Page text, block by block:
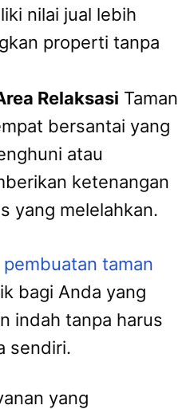
nilai jual lebih
properti tanpa
Relaksasi Taman
bersantai yang
atau
ketenangan
yang melelahkan.
pembuatan taman
bagi Anda yang
indah tanpa harus
sendiri.
yang